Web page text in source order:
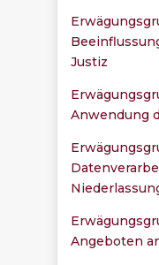
Justiz
Anwendung
Angeboten